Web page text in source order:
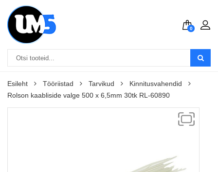
0
Esileht Tööriistad Tarvikud
Kinnitusvahendid
Rolson kaabliside valge 500 x 6,5mm 30tk RL-60890